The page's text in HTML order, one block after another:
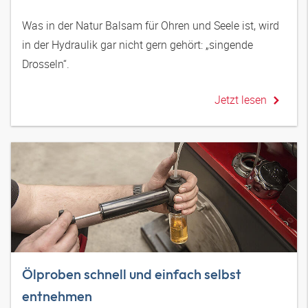
Was in der Natur Balsam für Ohren und Seele ist, wird
in der Hydraulik gar nicht gern gehört: „singende
Drosseln“.
Jetzt lesen
Ölproben schnell und einfach selbst
entnehmen